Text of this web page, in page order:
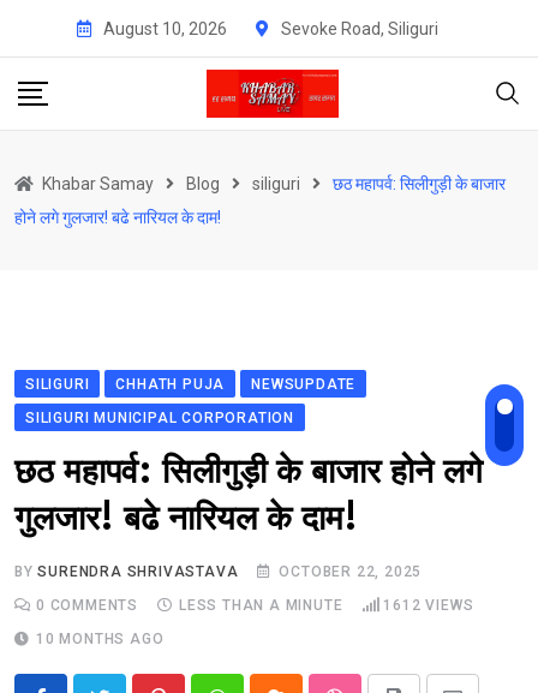
content
August 10, 2026 Sevoke Road, Siliguri
Khabar Samay Blog siliguri
छठ महापर्व: सिलीगुड़ी के बाजार
होने लगे गुलजार! बढे नारियल के दाम!
SILIGURI CHHATH PUJA
NEWSUPDATE
SILIGURI MUNICIPAL CORPORATION
छठ महापर्व: सिलीगुड़ी के बाजार होने लगे
गुलजार! बढे नारियल के दाम!
BYSURENDRA SHRIVASTAVA
OCTOBER 22, 2025
0 COMMENTS LESS THAN A MINUTE 1612 VIEWS
10 MONTHS AGO